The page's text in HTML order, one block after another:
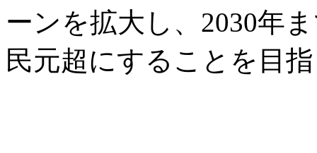
ーンを拡大し、2030年
民元超にすることを目